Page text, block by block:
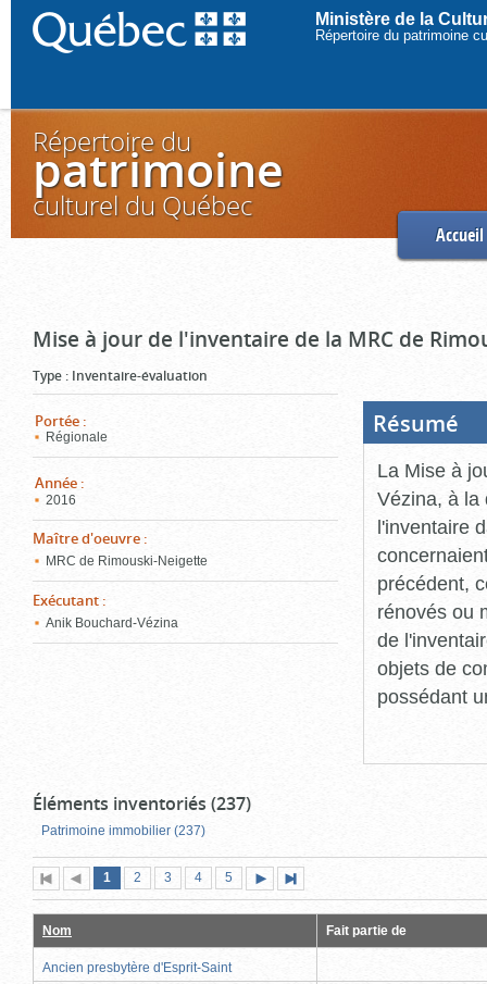
Ministère de la
Répertoire du patrimoine
Répertoire du
patrimoine
culturel du Québec
Accueil
Mise à jour de l'inventaire de la MRC de
Type : Inventaire-évaluation
Portée :
Régionale
Année :
2016
Maître d'oeuvre :
MRC de Rimouski-Neigette
Exécutant :
Anik Bouchard-Vézina
Résumé
La Mise à
Vézina, à la
l'inventaire
précédent,
rénovés ou
de
objets de
possédant
Éléments inventoriés (237)
Patrimoine immobilier (237)
Première
page
Page
précédente
Page
1 (page
actuelle)
Page
2 Page
3 Page
4 Page
5
suivante
page
Nom Fait partie de
Ancien presbytère d'Esprit-Saint